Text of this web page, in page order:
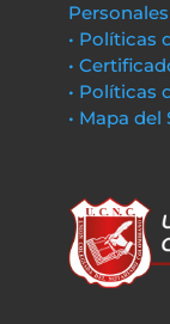
Personales
• Políticas
•
• Políticas
• Mapa del